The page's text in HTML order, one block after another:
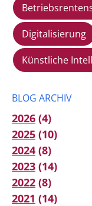
Digitalisierung
Künstliche
BLOG ARCHIV
2026 (4)
2025 (10)
2024 (8)
2023 (14)
2022 (8)
2021 (14)